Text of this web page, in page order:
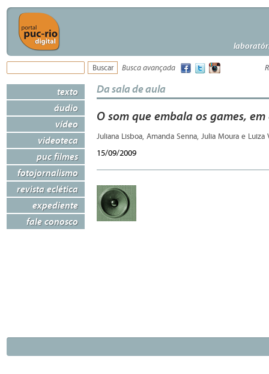
Busca avançada
texto
áudio
vídeo
videoteca
puc filmes
fotojornalismo
revista eclética
expediente
fale conosco
Da sala de aula
O som que embala os games,
Juliana Lisboa, Amanda Senna, Julia Moura e Luiza
15/09/2009